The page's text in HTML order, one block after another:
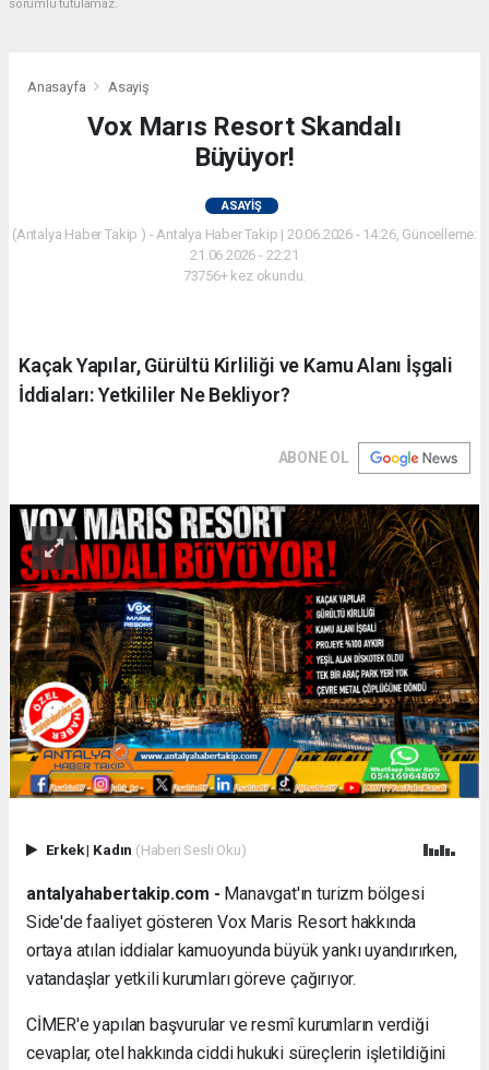
sorumlu tutulamaz.
Anasayfa Asayiş
Vox Marıs Resort Skandalı
Büyüyor!
ASAYIŞ
(Antalya Haber Takip ) - Antalya Haber Takip | 20.06.2026 - 14:26, Güncelleme:
21.06.2026 - 22:21
73756+ kez okundu.
Kaçak Yapılar, Gürültü Kirliliği ve Kamu Alanı İşgali
İddiaları: Yetkililer Ne Bekliyor?
ABONE OL
Erkek| Kadın (Haberi Sesli Oku)
antalyahabertakip.com - Manavgat'ın turizm bölgesi
Side'de faaliyet gösteren Vox Maris Resort hakkında
ortaya atılan iddialar kamuoyunda büyük yankı uyandırırken,
vatandaşlar yetkili kurumları göreve çağırıyor.
CİMER'e yapılan başvurular ve resmî kurumların verdiği
cevaplar, otel hakkında ciddi hukuki süreçlerin işletildiğini